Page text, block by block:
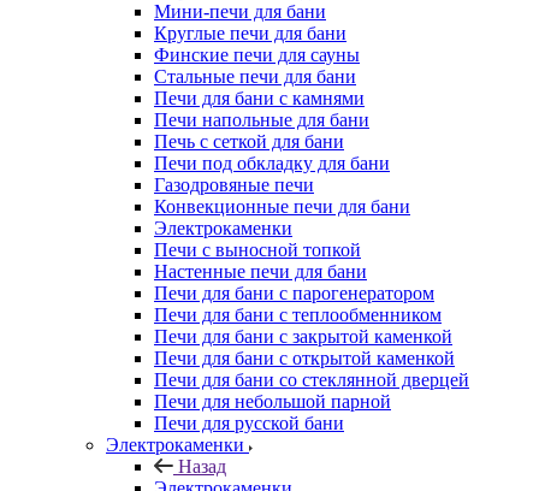
Мини-печи для бани
Круглые печи для бани
Финские печи для сауны
Стальные печи для бани
Печи для бани с камнями
Печи напольные для бани
Печь с сеткой для бани
Печи под обкладку для бани
Газодровяные печи
Конвекционные печи для бани
Электрокаменки
Печи с выносной топкой
Настенные печи для бани
Печи для бани с парогенератором
Печи для бани с теплообменником
Печи для бани с закрытой каменкой
Печи для бани с открытой каменкой
Печи для бани со стеклянной дверцей
Печи для небольшой парной
Печи для русской бани
Электрокаменки
Назад